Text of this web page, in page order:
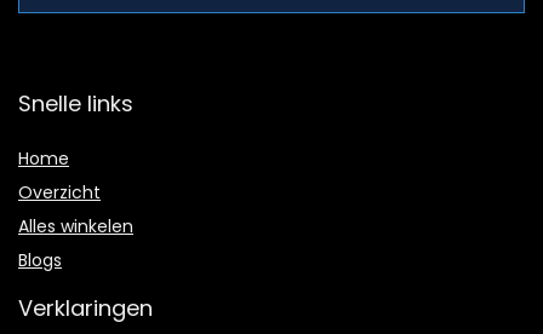
Snelle links
Home
Overzicht
Alles winkelen
Blogs
Verklaringen